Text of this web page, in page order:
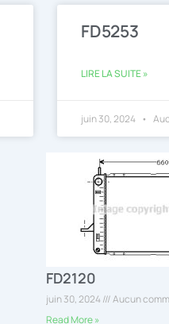
FD5253
LIRE LA SUITE »
juin 30, 2024
FD2120
juin 30, 2024
Aucun
Read More »